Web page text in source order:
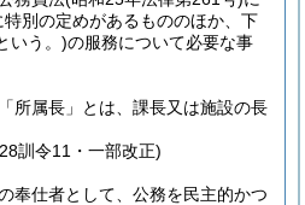
別の定めがあるもののほか、下
いう。)の服務について必要な事
所属長」とは、課長又は施設の長
訓令11・一部改正)
奉仕者として、公務を民主的かつ